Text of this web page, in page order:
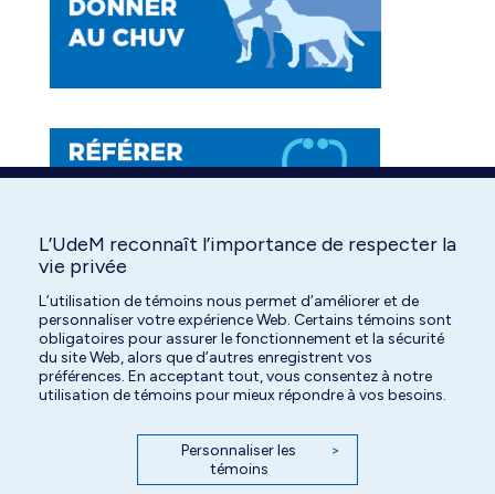
L’UdeM reconnaît l’importance de respecter la
vie privée
L’utilisation de témoins nous permet d’améliorer et de
personnaliser votre expérience Web. Certains témoins sont
obligatoires pour assurer le fonctionnement et la sécurité
du site Web, alors que d’autres enregistrent vos
préférences. En acceptant tout, vous consentez à notre
utilisation de témoins pour mieux répondre à vos besoins.
Personnaliser les
témoins
>